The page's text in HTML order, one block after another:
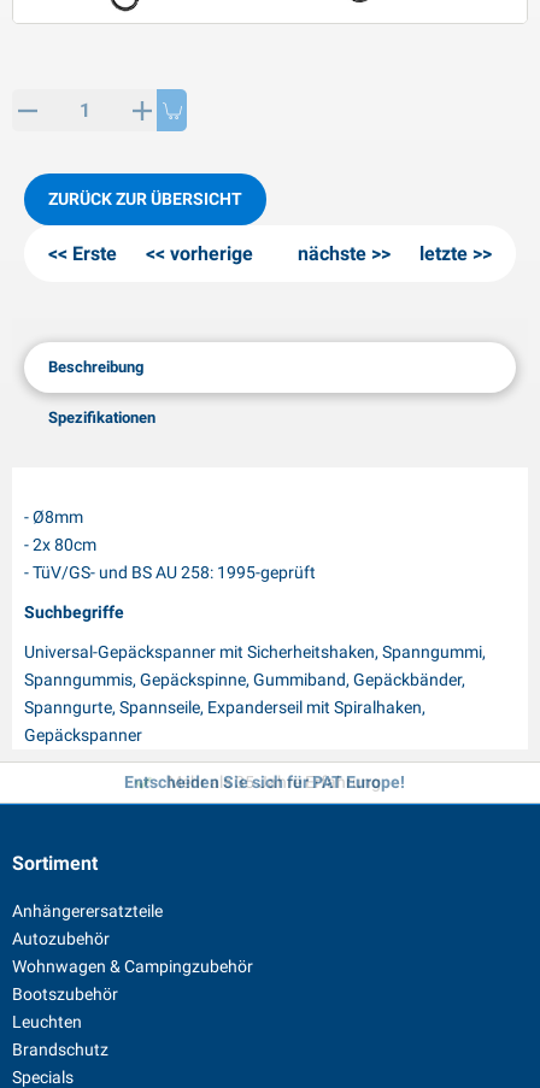
Artikel
ZURÜCK ZUR ÜBERSICHT
Erste vorherige nächste letzte
Beschreibung
Spezifikationen
- Ø8mm
- 2x 80cm
- TüV/GS- und BS AU 258: 1995-geprüft
Suchbegriffe
Universal-Gepäckspanner mit Sicherheitshaken, Spanngummi,
Spanngummis, Gepäckspinne, Gummiband, Gepäckbänder,
Spanngurte, Spannseile, Expanderseil mit Spiralhaken,
Gepäckspanner
Entscheiden Sie sich für PAT Europe!
Mehr als 35 Jahre Erfahrung
Sortiment
Anhängerersatzteile
Autozubehör
Wohnwagen & Campingzubehör
Bootszubehör
Leuchten
Brandschutz
Specials